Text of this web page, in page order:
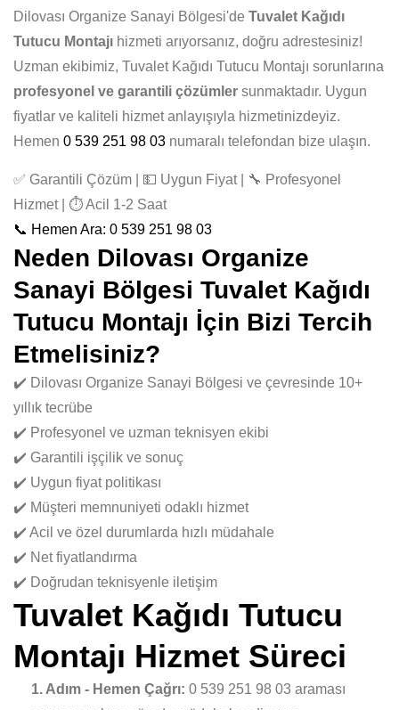
Dilovası Organize Sanayi Bölgesi'de Tuvalet Kağıdı
Tutucu Montajı hizmeti arıyorsanız, doğru adrestesiniz!
Uzman ekibimiz, Tuvalet Kağıdı Tutucu Montajı sorunlarına
profesyonel ve garantili çözümler sunmaktadır. Uygun
fiyatlar ve kaliteli hizmet anlayışıyla hizmetinizdeyiz.
Hemen 0 539 251 98 03 numaralı telefondan bize ulaşın.
✅ Garantili Çözüm | 💵 Uygun Fiyat | 🔧 Profesyonel
Hizmet | ⏱️ Acil 1-2 Saat
📞 Hemen Ara: 0 539 251 98 03
Neden Dilovası Organize
Sanayi Bölgesi Tuvalet Kağıdı
Tutucu Montajı İçin Bizi Tercih
Etmelisiniz?
✔️ Dilovası Organize Sanayi Bölgesi ve çevresinde 10+
yıllık tecrübe
✔️ Profesyonel ve uzman teknisyen ekibi
✔️ Garantili işçilik ve sonuç
✔️ Uygun fiyat politikası
✔️ Müşteri memnuniyeti odaklı hizmet
✔️ Acil ve özel durumlarda hızlı müdahale
✔️ Net fiyatlandırma
✔️ Doğrudan teknisyenle iletişim
Tuvalet Kağıdı Tutucu
Montajı Hizmet Süreci
1. Adım - Hemen Çağrı: 0 539 251 98 03 araması